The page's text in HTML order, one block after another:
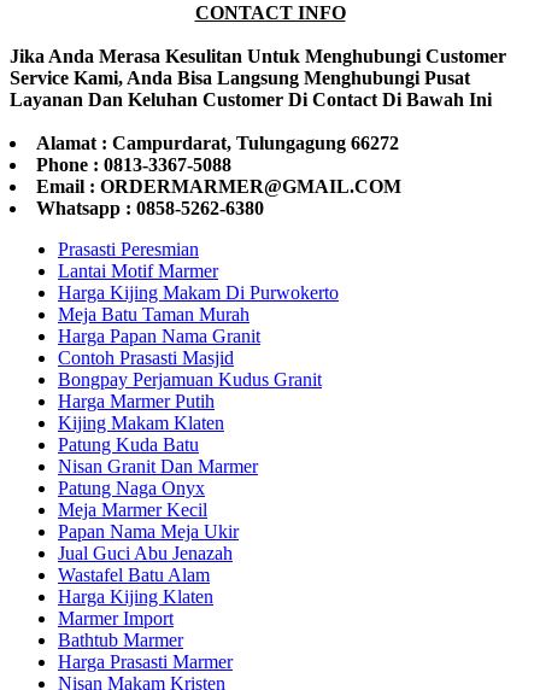
CONTACT INFO
Jika Anda Merasa Kesulitan Untuk Menghubungi Customer
Service Kami, Anda Bisa Langsung Menghubungi Pusat
Layanan Dan Keluhan Customer Di Contact Di Bawah Ini
Alamat : Campurdarat, Tulungagung 66272
Phone : 0813-3367-5088
Email : ORDERMARMER@GMAIL.COM
Whatsapp : 0858-5262-6380
Prasasti Peresmian
Lantai Motif Marmer
Harga Kijing Makam Di Purwokerto
Meja Batu Taman Murah
Harga Papan Nama Granit
Contoh Prasasti Masjid
Bongpay Perjamuan Kudus Granit
Harga Marmer Putih
Kijing Makam Klaten
Patung Kuda Batu
Nisan Granit Dan Marmer
Patung Naga Onyx
Meja Marmer Kecil
Papan Nama Meja Ukir
Jual Guci Abu Jenazah
Wastafel Batu Alam
Harga Kijing Klaten
Marmer Import
Bathtub Marmer
Harga Prasasti Marmer
Nisan Makam Kristen